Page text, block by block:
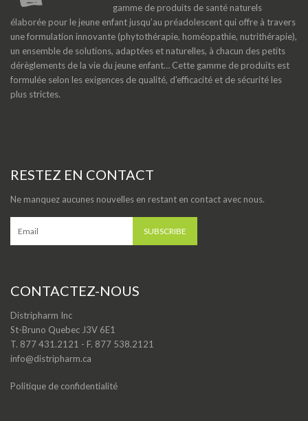
gamme de produits de santé naturels
élaborée pour le jeune enfant jusqu’au préadolescent qui offre à travers
une formulation innovante (phytothérapie, homéopathie, nutrithérapie),
un ensemble de solutions, adaptées et naturelles, à chacun des petits
dérèglements de la vie du jeune enfant… Cette gamme de produits est
formulée selon les exigences de qualité, d’efficacité et de sécurité les
plus strictes.
RESTEZ EN CONTACT
Ne manquez aucunes nouvelles en restant en contact avec nous.
CONTACTEZ-NOUS
Distripharm Inc
St-Bruno Quebec J3V 6E1
T. 877 431.2121 - F. 877 538.2121
info@distripharm.ca
Politique de confidentialité